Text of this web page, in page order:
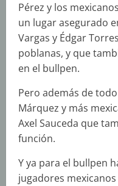
Pérez y los
un lugar asegurado
Vargas y Édgar
poblanas, y que
en el bullpen.
Pero además de
Márquez y más
Axel Sauceda que
función.
Y ya para el bullpen
jugadores